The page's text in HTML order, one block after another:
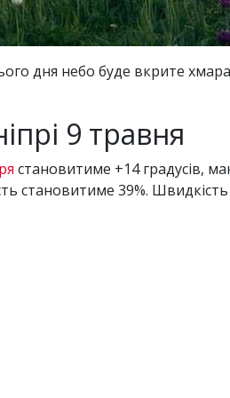
дня небо буде вкрите
9 травня
становитиме +14 градусів,
становитиме 39%.